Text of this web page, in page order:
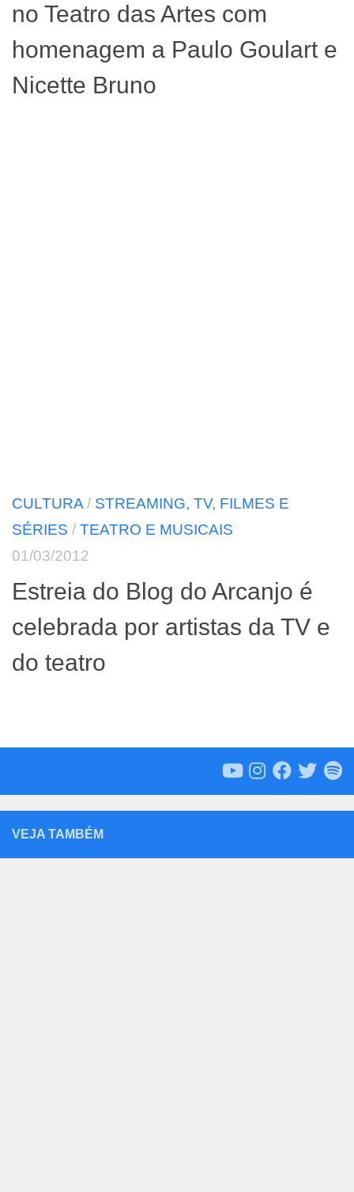
no Teatro das Artes com
homenagem a Paulo Goulart e
Nicette Bruno
CULTURA/ STREAMING, TV, FILMES E
SÉRIES / TEATRO E MUSICAIS
01/03/2012
Estreia do Blog do Arcanjo é
celebrada por artistas da TV e
do teatro
VEJA TAMBÉM